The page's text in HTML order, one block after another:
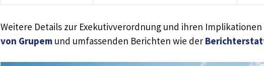
Weitere Details zur Exekutivverordnung und ihren
von Grupem und umfassenden Berichten wie der